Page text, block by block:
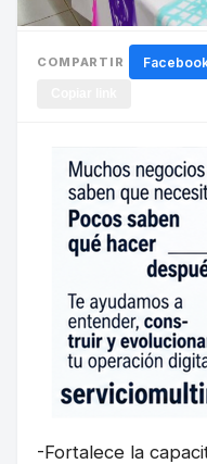
COMPARTIR
-Fortalece la